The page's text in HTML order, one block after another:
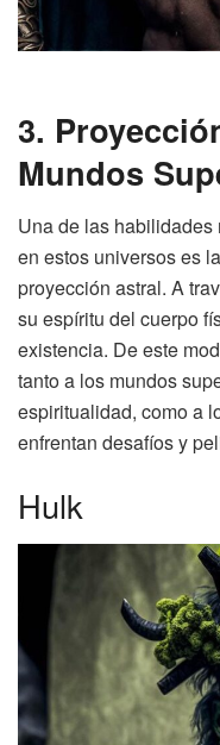
3.
Mundos
Una de las
en estos universos es
proyección astral. A
su espíritu del cuerpo
existencia. De este
tanto a los mundos
espiritualidad, como a
enfrentan desafíos y
Hulk